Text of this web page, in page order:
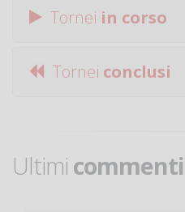
Tornei in corso
Tornei conclusi
Ultimi commenti